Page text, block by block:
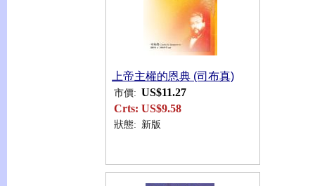
上帝主權的恩典 (司布真)
市價: US$11.27
Crts: US$9.58
狀態: 新版